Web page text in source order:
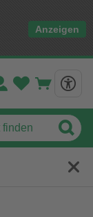
Anzeigen